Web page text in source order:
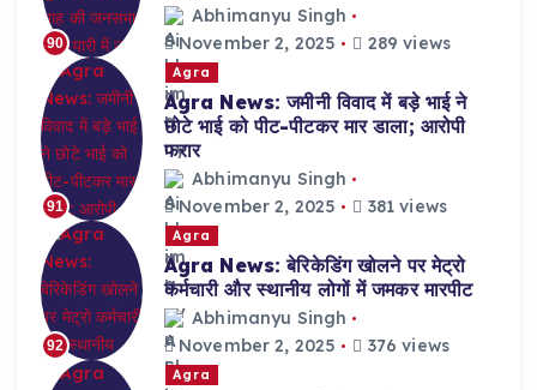
90
Abhimanyu Singh
November 2, 2025
289 views
91
Agra
Agra News: जमीनी विवाद में बड़े भाई ने
छोटे भाई को पीट-पीटकर मार डाला; आरोपी
फरार
Abhimanyu Singh
November 2, 2025
381 views
92
Agra
Agra News: बेरिकेडिंग खोलने पर मेट्रो
कर्मचारी और स्थानीय लोगों में जमकर मारपीट
Abhimanyu Singh
November 2, 2025
376 views
Agra